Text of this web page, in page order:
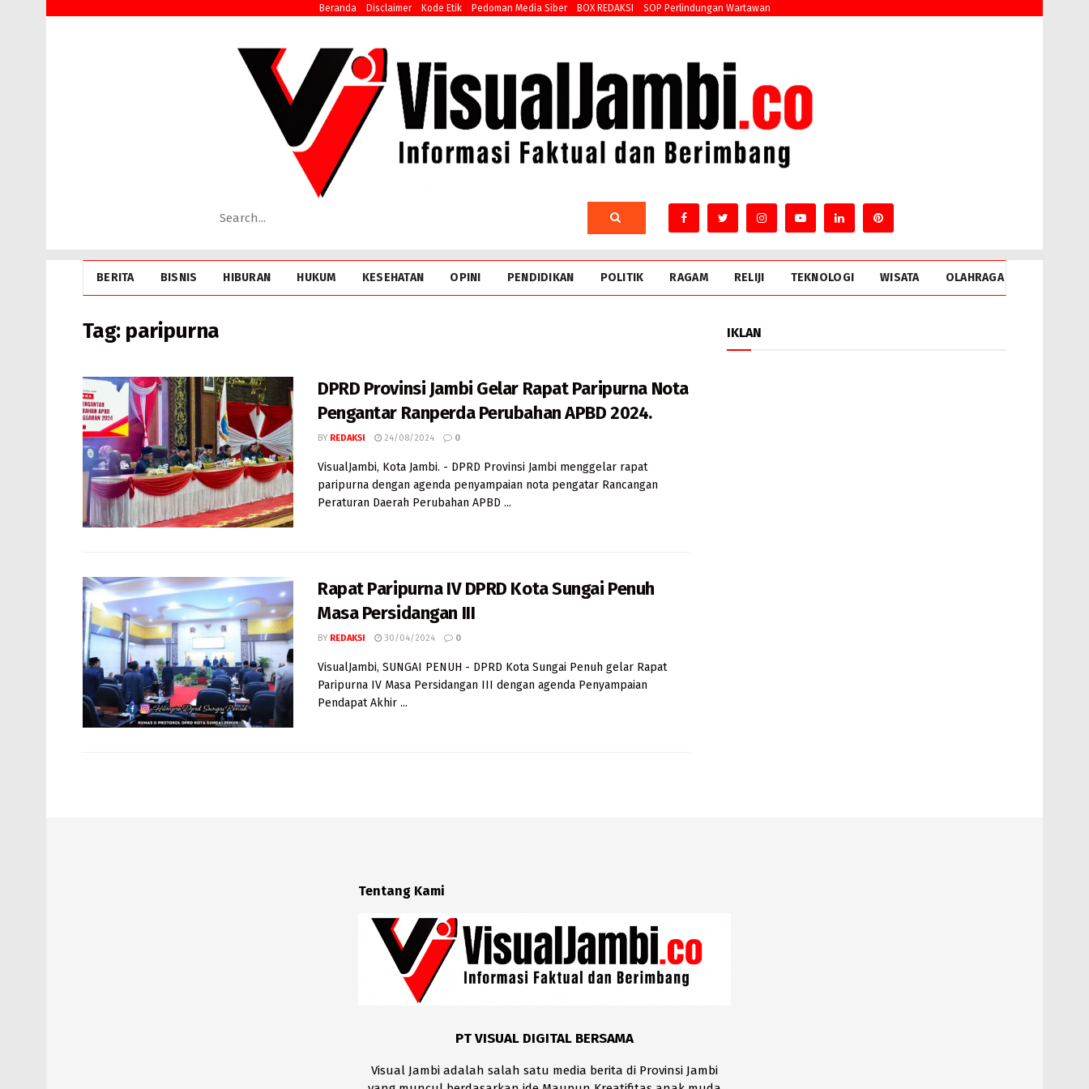
Beranda Disclaimer Kode Etik Pedoman Media Siber BOX REDAKSI SOP Perlindungan Wartawan
BERITA BISNIS HIBURAN HUKUM KESEHATAN OPINI PENDIDIKAN POLITIK RAGAM RELIJI TEKNOLOGI WISATA OLAHRAGA
Tag: paripurna
DPRD Provinsi Jambi Gelar Rapat Paripurna Nota
Pengantar Ranperda Perubahan APBD 2024.
BY REDAKSI 24/08/2024 0
VisualJambi, Kota Jambi. - DPRD Provinsi Jambi menggelar rapat
paripurna dengan agenda penyampaian nota pengatar Rancangan
Peraturan Daerah Perubahan APBD ...
Rapat Paripurna IV DPRD Kota Sungai Penuh
Masa Persidangan III
BY REDAKSI 30/04/2024 0
VisualJambi, SUNGAI PENUH - DPRD Kota Sungai Penuh gelar Rapat
Paripurna IV Masa Persidangan III dengan agenda Penyampaian
Pendapat Akhir ...
IKLAN
Tentang Kami
PT VISUAL DIGITAL BERSAMA
Visual Jambi adalah salah satu media berita di Provinsi Jambi